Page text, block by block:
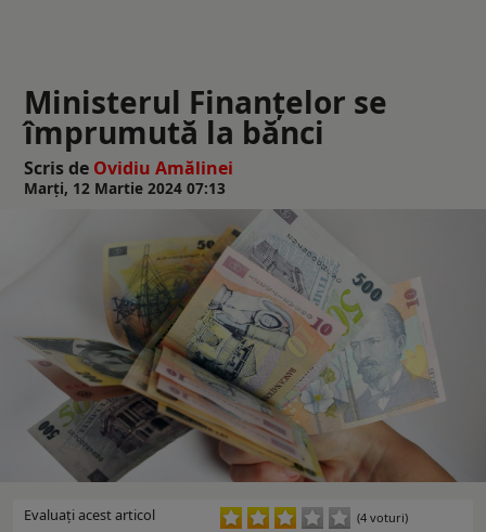
Ministerul Finanțelor se
împrumută la bănci
Scris de Ovidiu Amălinei
Marți, 12 Martie 2024 07:13
Evaluaţi acest articol (4 voturi)